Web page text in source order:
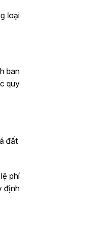
loại
ban
quy
đất
phí
định